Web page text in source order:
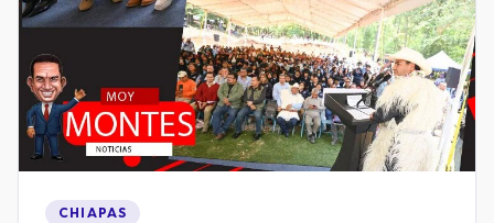
CHIAPAS